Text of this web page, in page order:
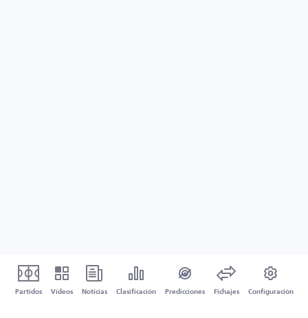
Partidos Vídeos Noticias Clasificación Predicciones Fichajes Configuración